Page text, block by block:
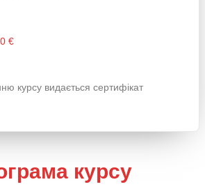
€
курсу видається сертифікат
курсу